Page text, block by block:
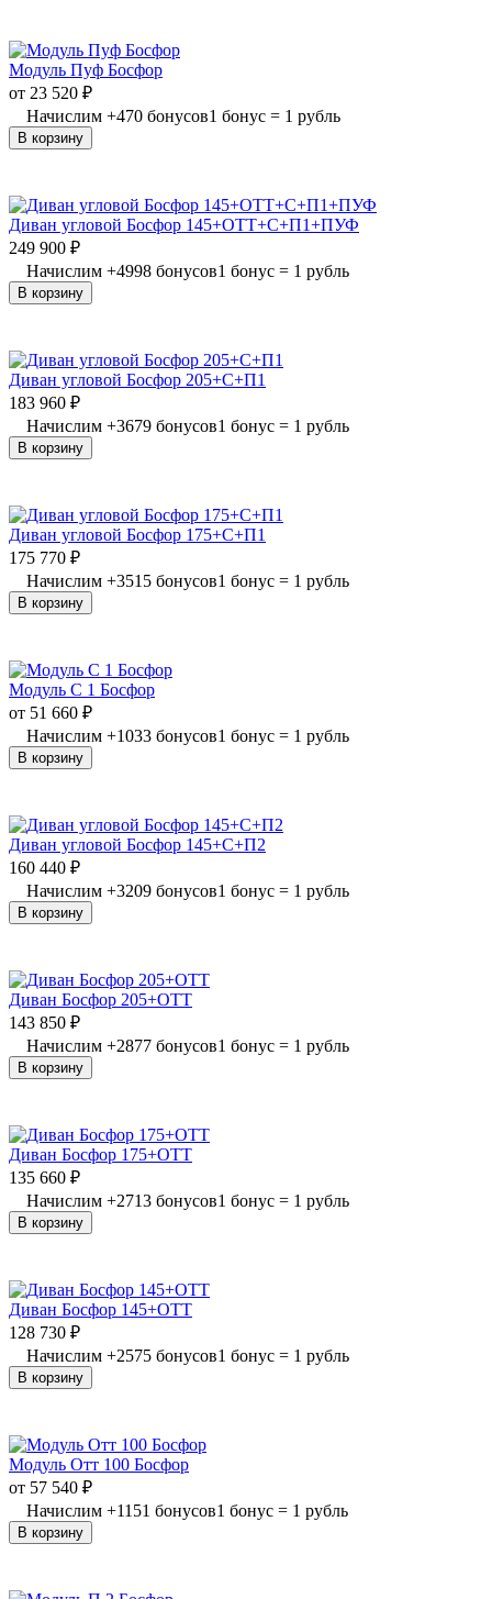
Модуль Пуф Босфор
от 23 520 ₽
Начислим +470 бонусов1 бонус = 1 рубль
В корзину
Диван угловой Босфор 145+ОТТ+С+П1+ПУФ
249 900 ₽
Начислим +4998 бонусов1 бонус = 1 рубль
В корзину
Диван угловой Босфор 205+С+П1
183 960 ₽
Начислим +3679 бонусов1 бонус = 1 рубль
В корзину
Диван угловой Босфор 175+С+П1
175 770 ₽
Начислим +3515 бонусов1 бонус = 1 рубль
В корзину
Модуль С 1 Босфор
от 51 660 ₽
Начислим +1033 бонусов1 бонус = 1 рубль
В корзину
Диван угловой Босфор 145+С+П2
160 440 ₽
Начислим +3209 бонусов1 бонус = 1 рубль
В корзину
Диван Босфор 205+ОТТ
143 850 ₽
Начислим +2877 бонусов1 бонус = 1 рубль
В корзину
Диван Босфор 175+ОТТ
135 660 ₽
Начислим +2713 бонусов1 бонус = 1 рубль
В корзину
Диван Босфор 145+ОТТ
128 730 ₽
Начислим +2575 бонусов1 бонус = 1 рубль
В корзину
Модуль Отт 100 Босфор
от 57 540 ₽
Начислим +1151 бонусов1 бонус = 1 рубль
В корзину